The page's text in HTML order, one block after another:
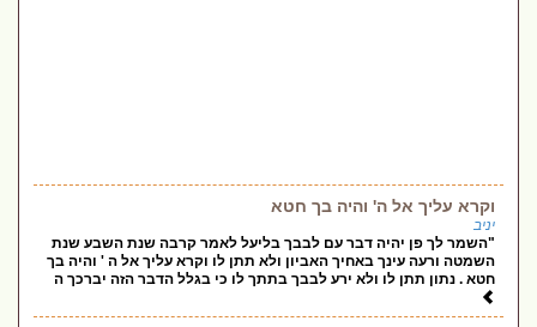
וקרא עליך אל ה' והיה בך חטא
יניב
"השמר לך פן יהיה דבר עם לבבך בליעל לאמר קרבה שנת השבע שנת
השמטה ורעה עינך באחיך האביון ולא תתן לו וקרא עליך אל ה ' והיה בך
חטא . נתון תתן לו ולא ירע לבבך בתתך לו כי בגלל הדבר הזה יברכך ה